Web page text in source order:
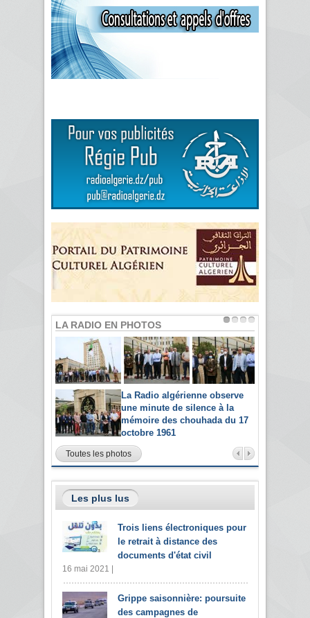
LA RADIO EN PHOTOS
La Radio algérienne observe
une minute de silence à la
mémoire des chouhada du 17
octobre 1961
Toutes les photos
Les plus lus
Trois liens électroniques pour
le retrait à distance des
documents d'état civil
16 mai 2021 |
Grippe saisonnière: poursuite
des campagnes de